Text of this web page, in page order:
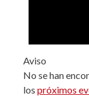
Aviso
No se han
los próximos